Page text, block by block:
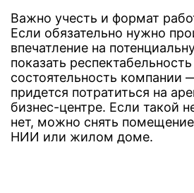
Важно учесть и формат
Если обязательно нужно
впечатление на
показать
состоятельность компании
придется потратиться на
бизнес-центре. Если такой
нет, можно снять
НИИ или жилом доме.